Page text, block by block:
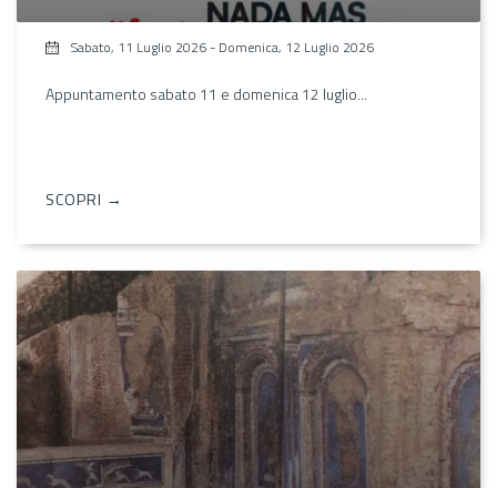
Sabato, 11 Luglio 2026 - Domenica, 12 Luglio 2026
Appuntamento sabato 11 e domenica 12 luglio...
SCOPRI →